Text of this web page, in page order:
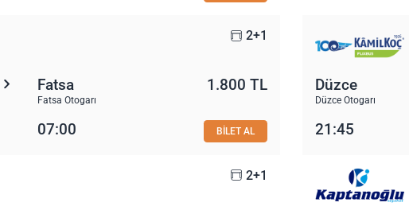
2+1
Fatsa
Fatsa Otogarı
1.800 TL
07:00 BİLET AL
Düzce
Düzce Otogarı
21:45
2+1